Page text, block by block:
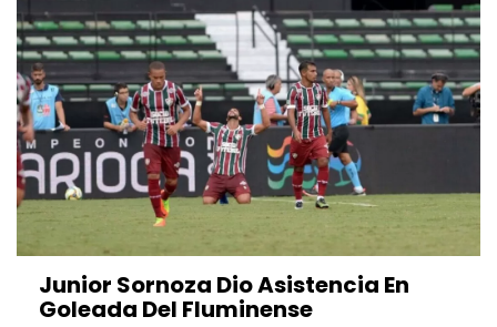
Junior Sornoza Dio Asistencia En
Goleada Del Fluminense